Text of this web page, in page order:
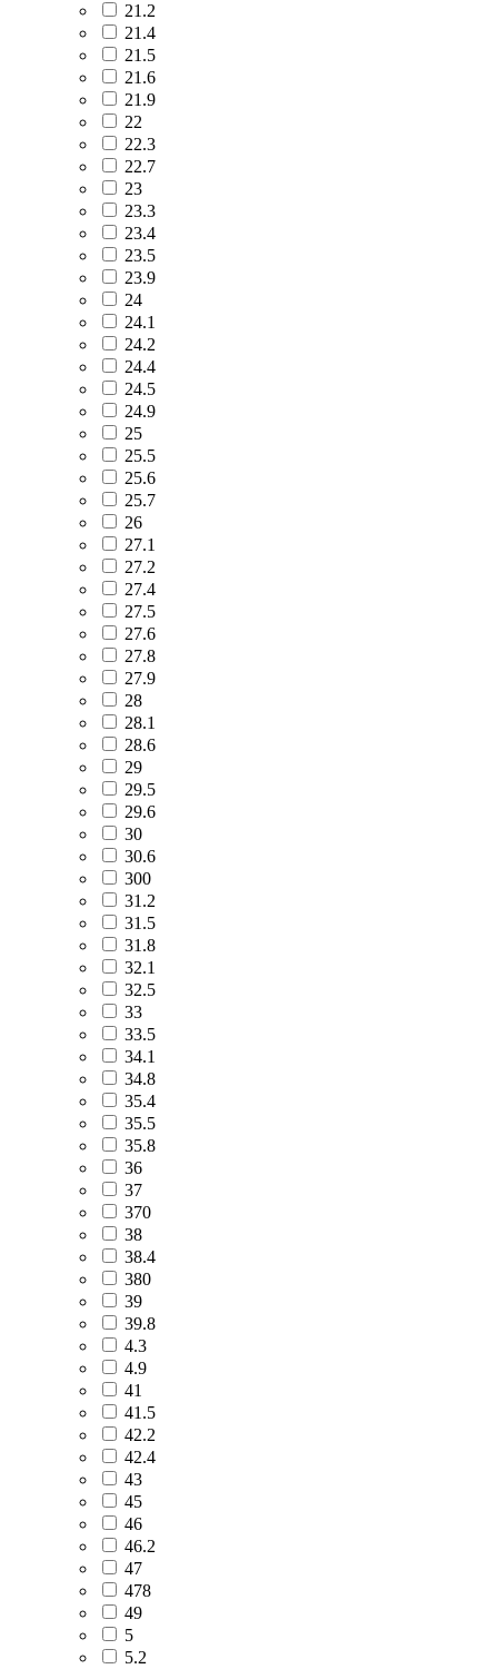
21.2
21.4
21.5
21.6
21.9
22
22.3
22.7
23
23.3
23.4
23.5
23.9
24
24.1
24.2
24.4
24.5
24.9
25
25.5
25.6
25.7
26
27.1
27.2
27.4
27.5
27.6
27.8
27.9
28
28.1
28.6
29
29.5
29.6
30
30.6
300
31.2
31.5
31.8
32.1
32.5
33
33.5
34.1
34.8
35.4
35.5
35.8
36
37
370
38
38.4
380
39
39.8
4.3
4.9
41
41.5
42.2
42.4
43
45
46
46.2
47
478
49
5
5.2